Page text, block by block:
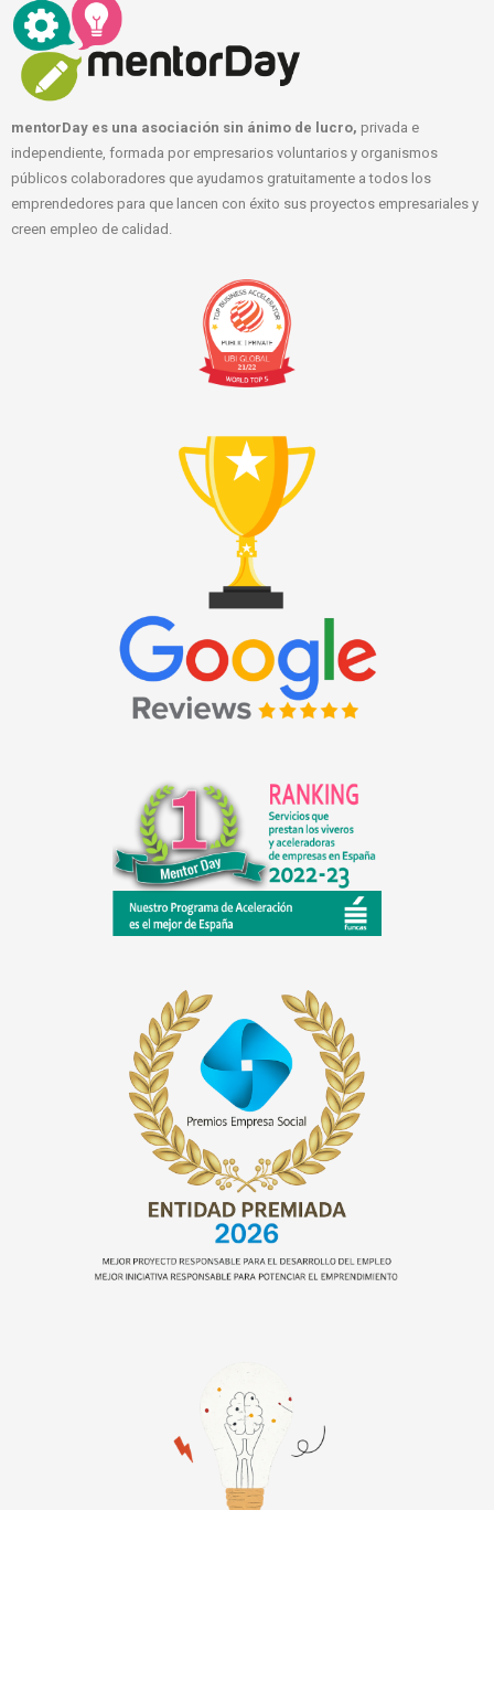
mentorDay es una asociación sin ánimo de lucro, privada e
independiente, formada por empresarios voluntarios y organismos
públicos colaboradores que ayudamos gratuitamente a todos los
emprendedores para que lancen con éxito sus proyectos empresariales y
creen empleo de calidad.